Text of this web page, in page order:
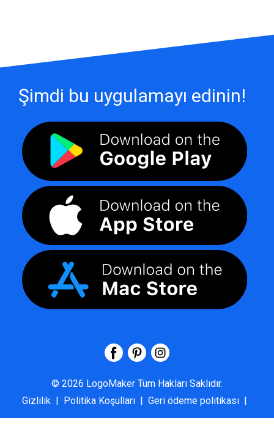
Şimdi bu uygulamayı edinin!
© 2026 LogoMaker Tüm Hakları Saklıdır.
Gizlilik | Politika Koşulları | Geri ödeme politikası |